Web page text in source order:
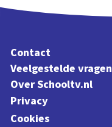
Contact
Veelgestelde vragen
Over Schooltv.nl
Privacy
Cookies